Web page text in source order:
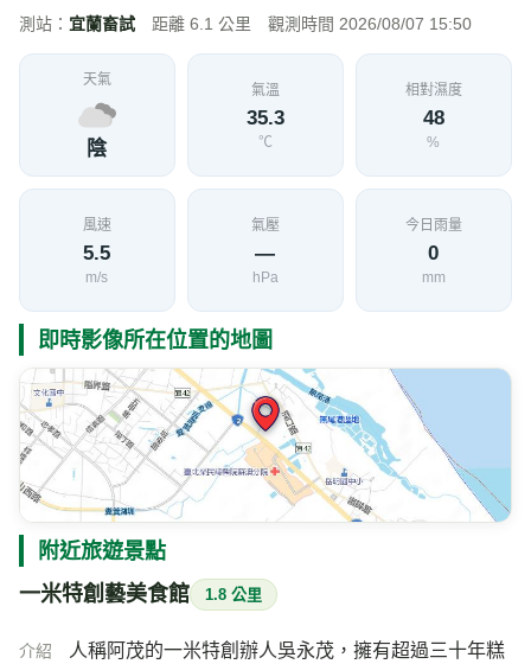
測站： 宜蘭畜試 距離 6.1 公里 觀測時間 2026/08/07 15:50
天氣
陰
氣溫
35.3
℃
相對濕度
48
%
風速
5.5
m/s
氣壓
—
hPa
今日雨量
0
mm
即時影像所在位置的地圖
附近旅遊景點
一米特創藝美食館 1.8 公里
介紹
人稱阿茂的一米特創辦人吳永茂，擁有超過三十年糕